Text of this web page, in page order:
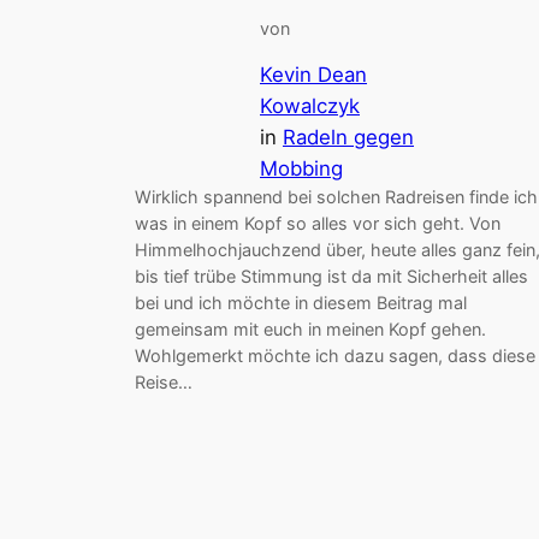
von
Kevin Dean
Kowalczyk
in Radeln gegen
Mobbing
Wirklich spannend bei solchen Radreisen finde
was in einem Kopf so alles vor sich geht. Von
Himmelhochjauchzend über, heute alles ganz fein,
bis tief trübe Stimmung ist da mit Sicherheit alles
bei und ich möchte in diesem Beitrag mal
gemeinsam mit euch in meinen Kopf gehen.
Wohlgemerkt möchte ich dazu sagen, dass diese
Reise…